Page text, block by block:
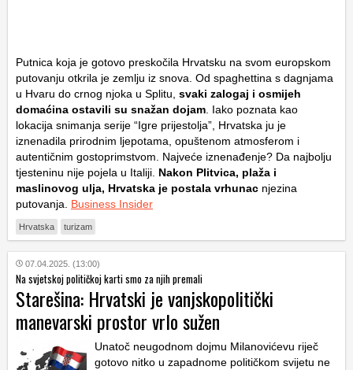
Putnica koja je gotovo preskočila Hrvatsku na svom europskom
putovanju otkrila je zemlju iz snova. Od spaghettina s dagnjama
u Hvaru do crnog njoka u Splitu, svaki zalogaj i osmijeh
domaćina ostavili su snažan dojam . Iako poznata kao
lokacija snimanja serije “Igre prijestolja”, Hrvatska ju je
iznenadila prirodnim ljepotama, opuštenom atmosferom i
autentičnim gostoprimstvom. Najveće iznenađenje? Da najbolju
tjesteninu nije pojela u Italiji. Nakon Plitvica, plaža i
maslinovog ulja, Hrvatska je postala vrhunac njezina
putovanja. Business Insider
Hrvatska turizam
07.04.2025. (13:00)
Na svjetskoj političkoj karti smo za njih premali
Starešina: Hrvatski je vanjskopolitički
manevarski prostor vrlo sužen
Unatoč neugodnom dojmu Milanovićevu riječ
gotovo nitko u zapadnome političkom svijetu ne